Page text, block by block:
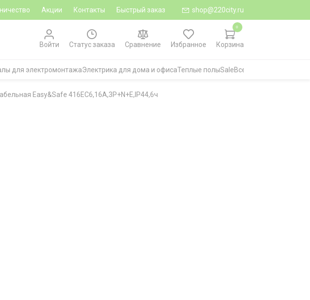
Акции Контакты Быстрый заказ shop@220city.ru
Войти
Статус заказа Сравнение Избранное Корзина
0
для электромонтажаЭлектрика для дома и офисаТеплые полыSaleВсе категории
Easy&Safe 416EC6,16А,3P+N+E,IP44,6ч